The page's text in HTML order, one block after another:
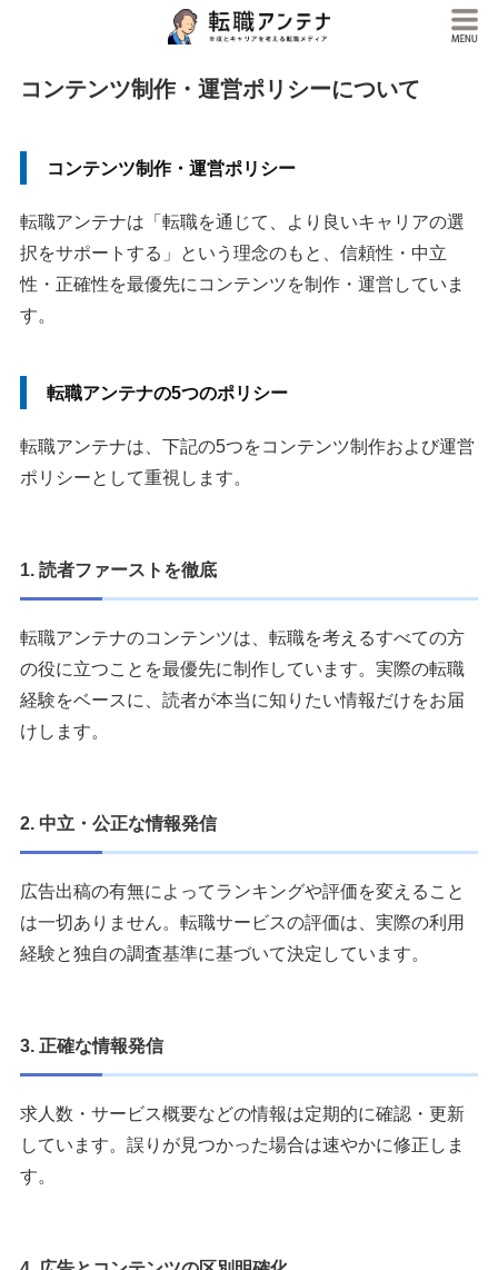
コンテンツ制作・運営ポリシーについて
コンテンツ制作・運営ポリシー
転職アンテナは「転職を通じて、より良いキャリアの選
択をサポートする」という理念のもと、信頼性・中立
性・正確性を最優先にコンテンツを制作・運営していま
す。
転職アンテナの5つのポリシー
転職アンテナは、下記の5つをコンテンツ制作および運営
ポリシーとして重視します。
1. 読者ファーストを徹底
転職アンテナのコンテンツは、転職を考えるすべての方
の役に立つことを最優先に制作しています。実際の転職
経験をベースに、読者が本当に知りたい情報だけをお届
けします。
2. 中立・公正な情報発信
広告出稿の有無によってランキングや評価を変えること
は一切ありません。転職サービスの評価は、実際の利用
経験と独自の調査基準に基づいて決定しています。
3. 正確な情報発信
求人数・サービス概要などの情報は定期的に確認・更新
しています。誤りが見つかった場合は速やかに修正しま
す。